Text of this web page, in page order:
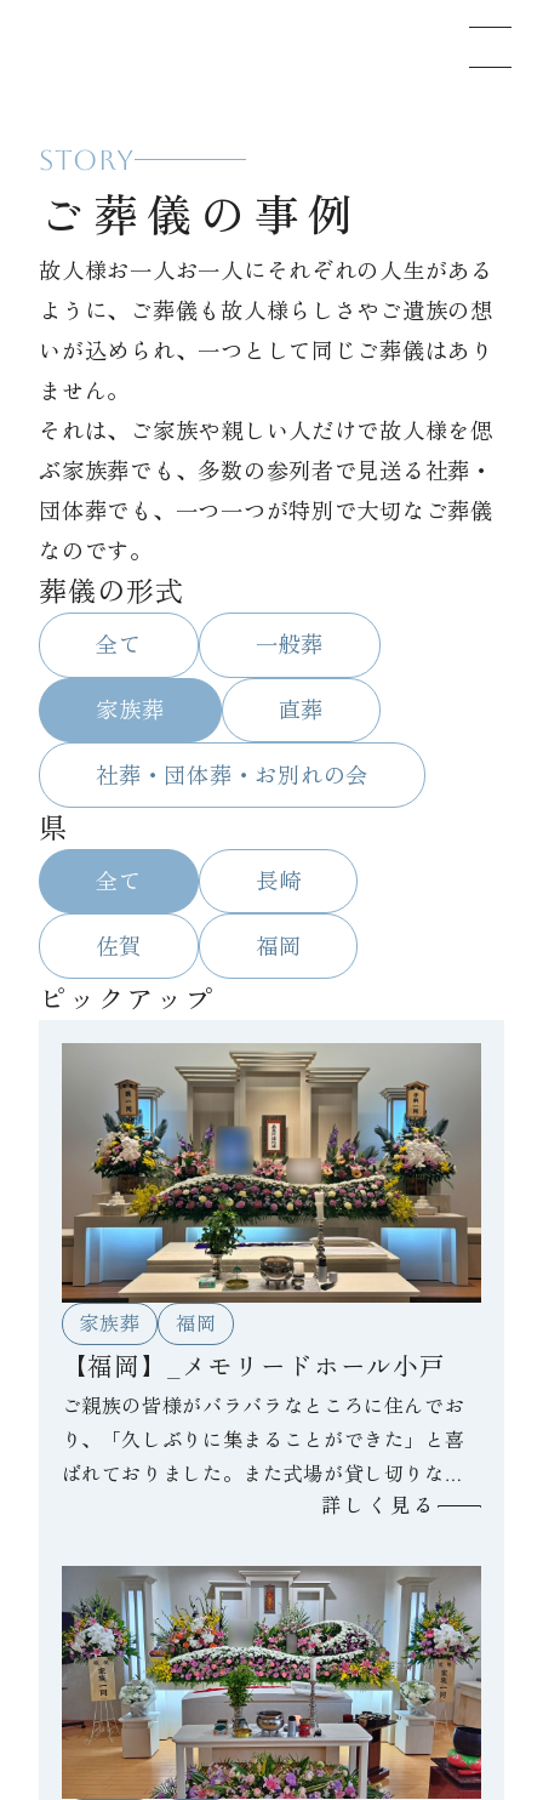
メモリードのお葬式について
葬儀の流れ
事例
施設案内
お知らせ
資料請求
お見積もり
お問合わせ
STORY
ご葬儀の事例
故人様お一人お一人にそれぞれの人生がある
ように、ご葬儀も故人様らしさやご遺族の想
いが込められ、一つとして同じご葬儀はあり
ません。
それは、ご家族や親しい人だけで故人様を偲
ぶ家族葬でも、多数の参列者で見送る社葬・
団体葬でも、一つ一つが特別で大切なご葬儀
なのです。
葬儀の形式
全て 一般葬
家族葬 直葬
社葬・団体葬・お別れの会
県
全て 長崎
佐賀 福岡
ピックアップ
家族葬 福岡
【福岡】_メモリードホール小戸
ご親族の皆様がバラバラなところに住んでお
り、「久しぶりに集まることができた」と喜
ばれておりました。また式場が貸し切りなこ
ともあり、夜中までお話されたそうです。故
と言われていたとのことで、それを今回の葬
儀で実感できたと喪主様が言っておられまし
た。
詳しく見る